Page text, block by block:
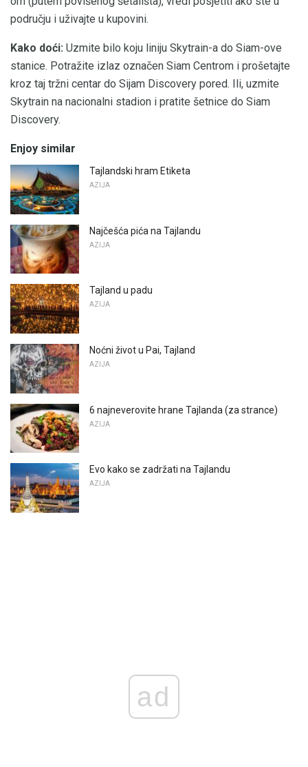
području i uživajte u kupovini.
Kako doći: Uzmite bilo koju liniju Skytrain-a do Siam-ove
stanice. Potražite izlaz označen Siam Centrom i prošetajte
kroz taj tržni centar do Sijam Discovery pored. Ili, uzmite
Skytrain na nacionalni stadion i pratite šetnice do Siam
Discovery.
Enjoy similar
Tajlandski hram Etiketa
AZIJA
Najčešća pića na Tajlandu
AZIJA
Tajland u padu
AZIJA
Noćni život u Pai, Tajland
AZIJA
6 najneverovite hrane Tajlanda (za strance)
AZIJA
Evo kako se zadržati na Tajlandu
AZIJA
ad